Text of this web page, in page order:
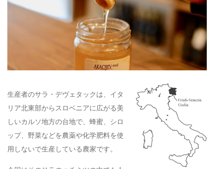
生産者のサラ・デヴェタックは、イタ
リア北東部からスロベニアに広がる美
しいカルソ地方の台地で、蜂蜜、シロ
ップ、野菜などを農薬や化学肥料を使
用しないで生産している農家です。